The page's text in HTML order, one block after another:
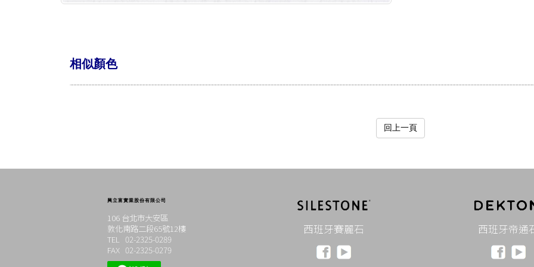
相似顏色
回上一頁
興立富實業股份有限公司
106 台北市大安區
敦化南路二段65號12樓
TEL 02-2325-0289
FAX 02-2325-0279
西班牙賽麗石 西班牙帝通